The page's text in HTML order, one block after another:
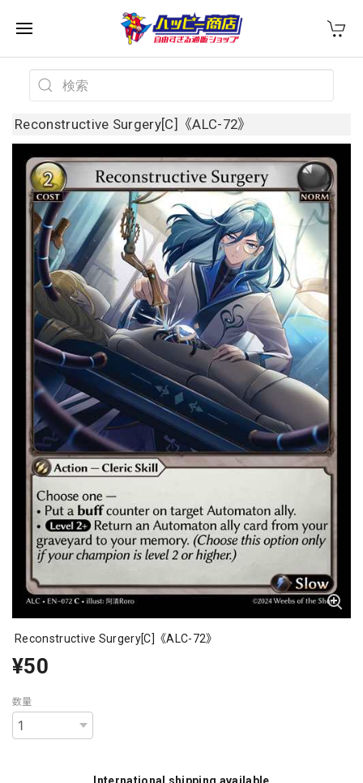
Reconstructive Surgery[C]《ALC-72》
Reconstructive Surgery[C]《ALC-72》
¥50
数量
International shipping available